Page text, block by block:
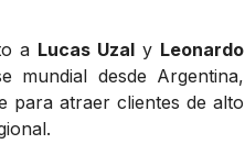
a Lucas Uzal y Leonardo
mundial desde Argentina,
para atraer clientes de alto